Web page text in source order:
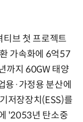
티브 첫 프로젝트
가속화에 6억57
까지 60GW 태양
용·가정용 분산에
저장장치(ESS)를
'2053년 탄소중